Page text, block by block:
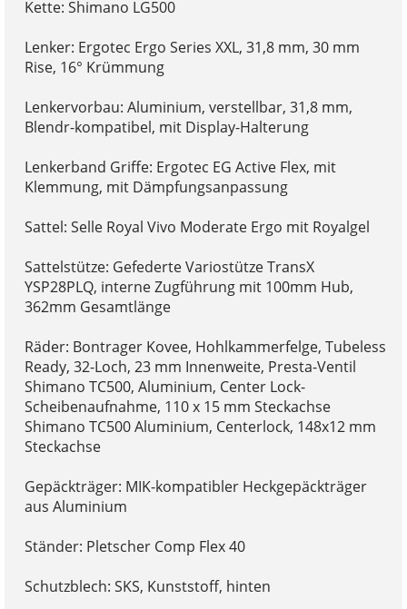
Kette: Shimano LG500
Lenker: Ergotec Ergo Series XXL, 31,8 mm, 30 mm
Rise, 16° Krümmung
Lenkervorbau: Aluminium, verstellbar, 31,8 mm,
Blendr-kompatibel, mit Display-Halterung
Lenkerband Griffe: Ergotec EG Active Flex, mit
Klemmung, mit Dämpfungsanpassung
Sattel: Selle Royal Vivo Moderate Ergo mit Royalgel
Sattelstütze: Gefederte Variostütze TransX
YSP28PLQ, interne Zugführung mit 100mm Hub,
362mm Gesamtlänge
Räder: Bontrager Kovee, Hohlkammerfelge, Tubeless
Ready, 32-Loch, 23 mm Innenweite, Presta-Ventil
Shimano TC500, Aluminium, Center Lock-
Scheibenaufnahme, 110 x 15 mm Steckachse
Shimano TC500 Aluminium, Centerlock, 148x12 mm
Steckachse
Gepäckträger: MIK-kompatibler Heckgepäckträger
aus Aluminium
Ständer: Pletscher Comp Flex 40
Schutzblech: SKS, Kunststoff, hinten